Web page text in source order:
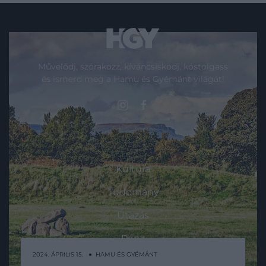
2024. ÁPRILIS 15. ● HAMU ÉS GYÉMÁNT
Művelődj, szórakozz, kíváncsiskodj, kóstolgass
és ismerd meg a Hamu és Gyémánt világát!
ROVATOK
Kultúra
Tudomány
Utazás
Pénz